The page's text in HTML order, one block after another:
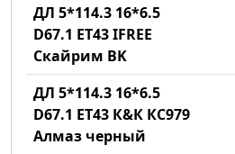
ДЛ 5*114.3 16*6.5
D67.1 ET43 IFREE
Скайрим BK
ДЛ 5*114.3 16*6.5
D67.1 ET43 К&К КС979
Алмаз черный